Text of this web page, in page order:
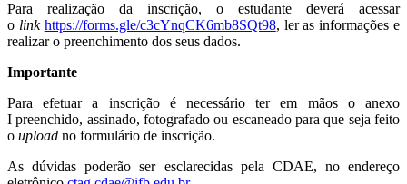
Para realização da inscrição, o estudante deverá acessar
o link https://forms.gle/c3cYnqCK6mb8SQt98, ler as informações e
realizar o preenchimento dos seus dados.
Importante
Para efetuar a inscrição é necessário ter em mãos o anexo
I preenchido, assinado, fotografado ou escaneado para que seja feito
o upload no formulário de inscrição.
As dúvidas poderão ser esclarecidas pela CDAE, no endereço